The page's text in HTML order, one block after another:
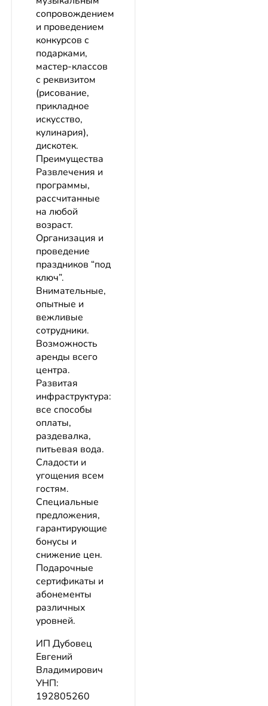
сопровождением
и проведением
конкурсов с
подарками,
мастер-классов
с реквизитом
(рисование,
прикладное
искусство,
кулинария),
дискотек.
Преимущества
Развлечения и
программы,
рассчитанные
на любой
возраст.
Организация и
проведение
праздников “под
ключ”.
Внимательные,
опытные и
вежливые
сотрудники.
Возможность
аренды всего
центра.
Развитая
инфраструктура:
все способы
оплаты,
раздевалка,
питьевая вода.
Сладости и
угощения всем
гостям.
Специальные
предложения,
гарантирующие
бонусы и
снижение цен.
Подарочные
сертификаты и
абонементы
различных
уровней.
ИП Дубовец
Евгений
Владимирович
УНП:
192805260